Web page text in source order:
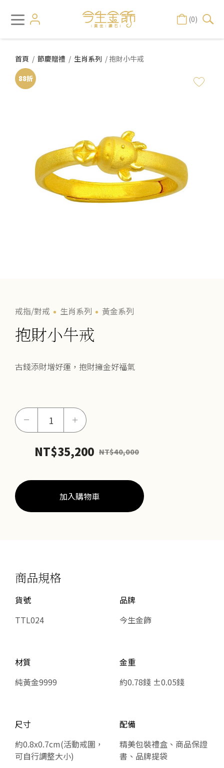
(0)
首頁 / 節慶贈禮 / 生肖系列 / 抱財小牛戒
88折
戒指/對戒 生肖系列 黃金系列
抱財小牛戒
古錢添財增好運，抱財擁金好福氣
－
牛
數
＋
NT$35,200 NT$40,000
加入購物車
商品規格
貨號
TTL024
品牌
今生金飾
材質
純黃金9999
金重
約0.78錢 ±0.05錢
尺寸
約0.8x0.7cm(活動戒圍，
可自行調整大小)
配備
精美包裝禮盒、商品保證
書、品牌提袋